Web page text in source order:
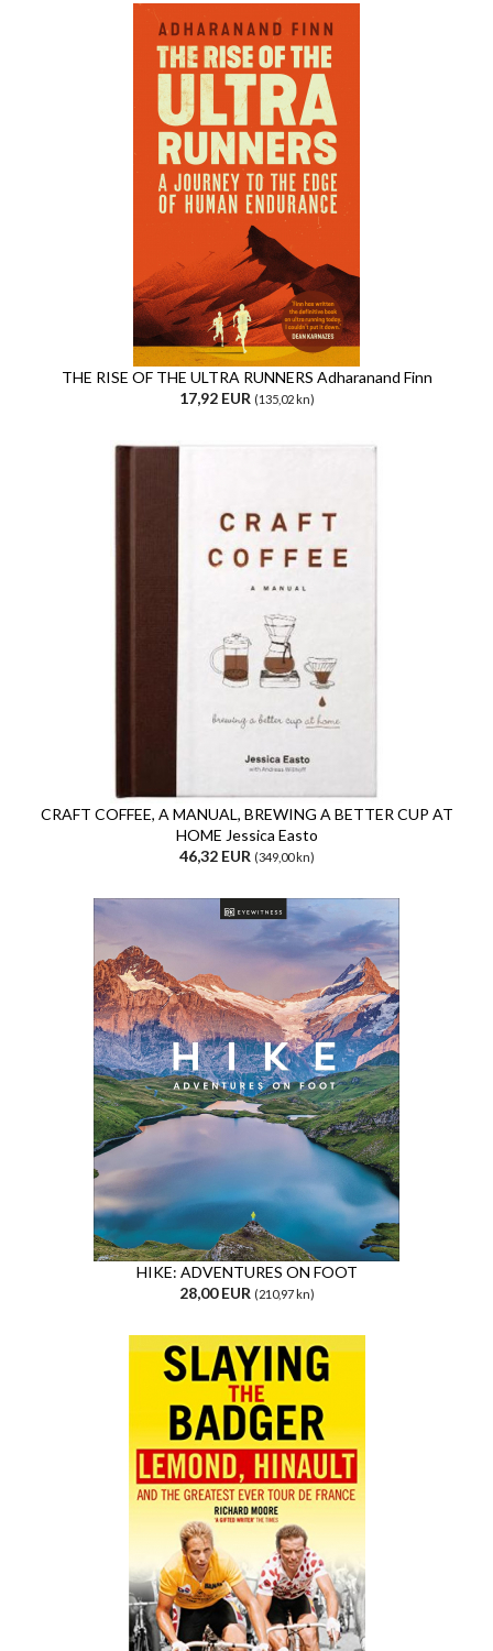
THE RISE OF THE ULTRA RUNNERS Adharanand Finn
17,92 EUR (135,02 kn)
CRAFT COFFEE, A MANUAL, BREWING A BETTER CUP AT
HOME Jessica Easto
46,32 EUR (349,00 kn)
HIKE: ADVENTURES ON FOOT
28,00 EUR (210,97 kn)